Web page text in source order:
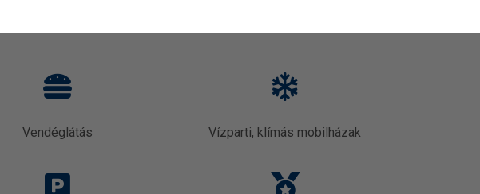
Vendéglátás Vízparti, klímás mobilházak